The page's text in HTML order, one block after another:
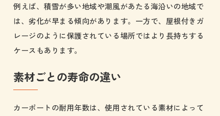
例えば、積雪が多い地域や潮風があたる海沿いの地域で
は、劣化が早まる傾向があります。一方で、屋根付きガ
レージのように保護されている場所ではより長持ちする
ケースもあります。
素材ごとの寿命の違い
カーポートの耐用年数は、使用されている素材によって